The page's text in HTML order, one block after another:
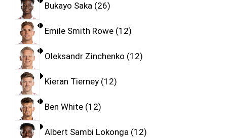
Bukayo Saka 26
Emile Smith Rowe 12
Oleksandr Zinchenko 12
Kieran Tierney 12
Ben White 12
Albert Sambi Lokonga 12